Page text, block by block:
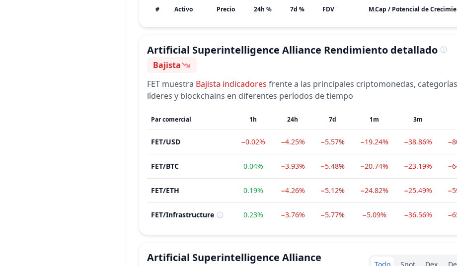
# Activo Precio 24h % 7d % FDV
Artificial Superintelligence Alliance Rendimiento detallado
Sentimiento
Bajista
FET muestra Bajista indicadores frente a las principales criptomonedas, categorías
líderes y blockchains en diferentes períodos de tiempo
Par comercial 1h 24h 7d 1m 3m
FET/USD −0.02% −4.25% −5.57% −19.24% −38.86%
FET/BTC 0.04% −3.93% −5.48% −20.74% −23.19%
FET/ETH 0.19% −4.26% −5.12% −24.82% −25.49%
FET/Infrastructure 0.23% −3.76% −5.77% −5.09% −36.56%
Artificial Superintelligence Alliance
Exchanges type